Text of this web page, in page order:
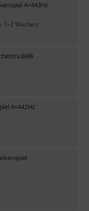
A=443Hz
1–2 Wochen)
Bells
A=442Hz